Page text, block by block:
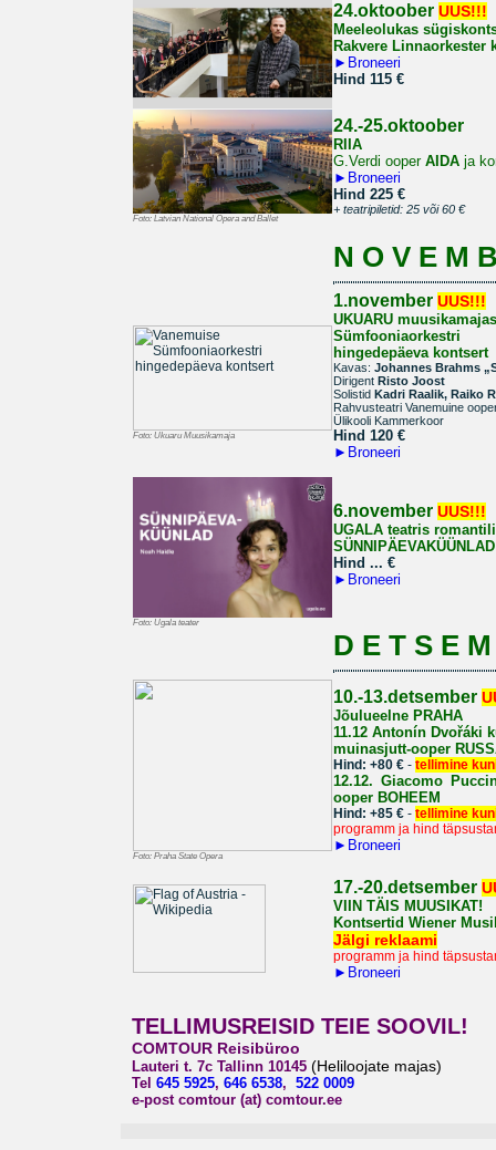
24.oktoober UUS!!!
Meeleolukas
Rakvere Linnaorkester
► Broneeri
Hind 115 €
Foto: Latvian National Opera and Ballet
24.-25.oktoober
RIIA
G.Verdi ooperAIDA ja
► Broneeri
Hind 225 €
+ teatripiletid: 25 või 60 €
N O V E M
Foto: Ukuaru Muusikamaja
1.november UUS!!!
UKUARU
Sümfooniaorkestri
hingedepäeva kontsert
Kavas: Johannes Brahms
Dirigent Risto Joost
Solistid Kadri Raalik, Raiko
Rahvusteatri Vanemuine
Ülikooli Kammerkoor
Hind 120 €
► Broneeri
Foto: Ugala teater
6.november UUS!!!
UGALA teatris
SÜNNIPÄEVAKÜÜNLAD
Hind ... €
► Broneeri
D E T S E
Foto: Praha State Opera
10.-13.detsember
Jõulueelne PRAHA
11.12 Antonín Dvořáki
muinasjutt-ooper
Hind: +80 €- tellimine
12.12. Giacomo
ooperBOHEEM
Hind: +85 €- tellimine
programm ja hind
► Broneeri
17.-20.detsember
VIIN TÄIS MUUSIKAT!
Kontsertid Wiener
Jälgi reklaami
programm ja hind
► Broneeri
TELLIMUSREISID TEIE SOOVIL!
COMTOUR Reisibüroo
Lauteri t. 7c Tallinn 10145 (Heliloojate majas)
Tel 645 5925, 646 6538, 522 0009
e-post comtour (at) comtour.ee